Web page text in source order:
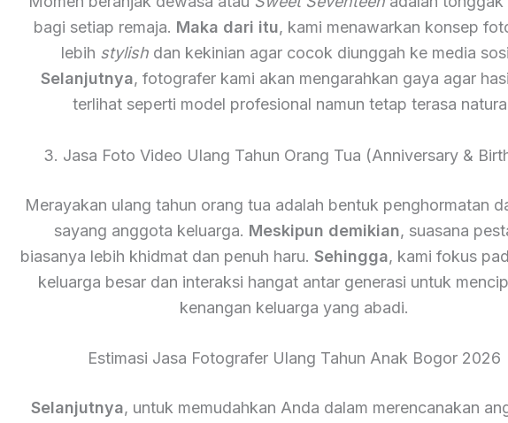
bagi setiap remaja. Maka dari itu, kami menawarkan konsep
lebih stylish dan kekinian agar cocok diunggah ke media
Selanjutnya, fotografer kami akan mengarahkan gaya agar
terlihat seperti model profesional namun tetap terasa
3. Jasa Foto Video Ulang Tahun Orang Tua (Anniversary &
Merayakan ulang tahun orang tua adalah bentuk penghormatan
sayang anggota keluarga. Meskipun demikian, suasana
biasanya lebih khidmat dan penuh haru. Sehingga, kami fokus
keluarga besar dan interaksi hangat antar generasi untuk
kenangan keluarga yang abadi.
Estimasi Jasa Fotografer Ulang Tahun Anak Bogor 2026
Selanjutnya, untuk memudahkan Anda dalam merencanakan